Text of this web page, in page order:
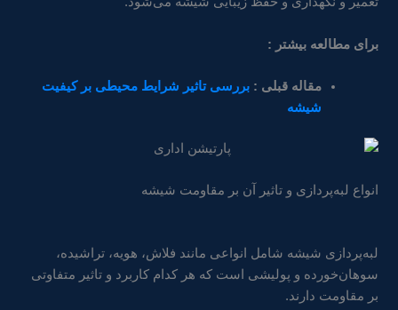
برای مطالعه بیشتر :
مقاله قبلی :بررسی تاثیر شرایط محیطی بر کیفیت
شیشه
انواع لبه‌پردازی و تاثیر آن بر مقاومت شیشه
لبه‌پردازی شیشه شامل انواعی مانند فلاش، هویه، تراشیده،
سوهان‌خورده و پولیشی است که هر کدام کاربرد و تاثیر متفاوتی
بر مقاومت دارند.